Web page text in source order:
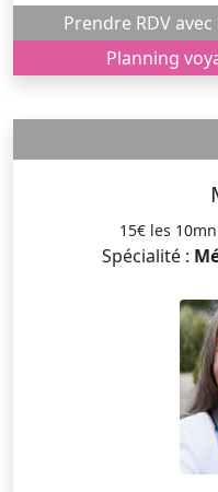
Planning
15€ les
Spécialité :